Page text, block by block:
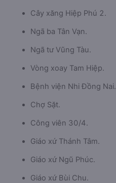
Cây xăng Hiệp Phú 2.
Ngã ba Tân Vạn.
Ngã tư Vũng Tàu.
Vòng xoay Tam Hiệp.
Bệnh viện Nhi Đồng Nai.
Chợ Sặt.
Công viên 30/4.
Giáo xứ Thánh Tâm.
Giáo xứ Ngũ Phúc.
Giáo xứ Bùi Chu.